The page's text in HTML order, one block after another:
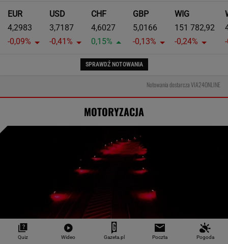
EUR
4,2983
-0,09%
USD
3,7187
-0,41%
CHF
4,6027
0,15%
GBP
5,0166
-0,13%
WIG
151 782,92
-0,24%
SPRAWDŹ NOTOWANIA
Notowania dostarcza VIA24ONLINE
MOTORYZACJA
Quiz Wideo Gazeta.pl Poczta Pogoda